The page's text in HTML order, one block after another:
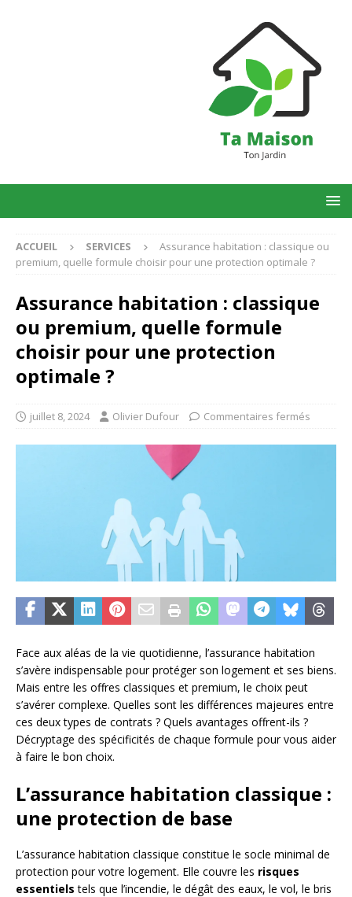
ACCUEIL SERVICES
Assurance habitation : classique ou
premium, quelle formule choisir pour une protection optimale ?
Assurance habitation : classique
ou premium, quelle formule
choisir pour une protection
optimale ?
juillet 8, 2024 Olivier Dufour Commentaires fermés
Face aux aléas de la vie quotidienne, l’assurance habitation
s’avère indispensable pour protéger son logement et ses biens.
Mais entre les offres classiques et premium, le choix peut
s’avérer complexe. Quelles sont les différences majeures entre
ces deux types de contrats ? Quels avantages offrent-ils ?
Décryptage des spécificités de chaque formule pour vous aider
à faire le bon choix.
L’assurance habitation classique :
une protection de base
L’assurance habitation classique constitue le socle minimal de
protection pour votre logement. Elle couvre les risques
essentiels tels que l’incendie, le dégât des eaux, le vol, le bris